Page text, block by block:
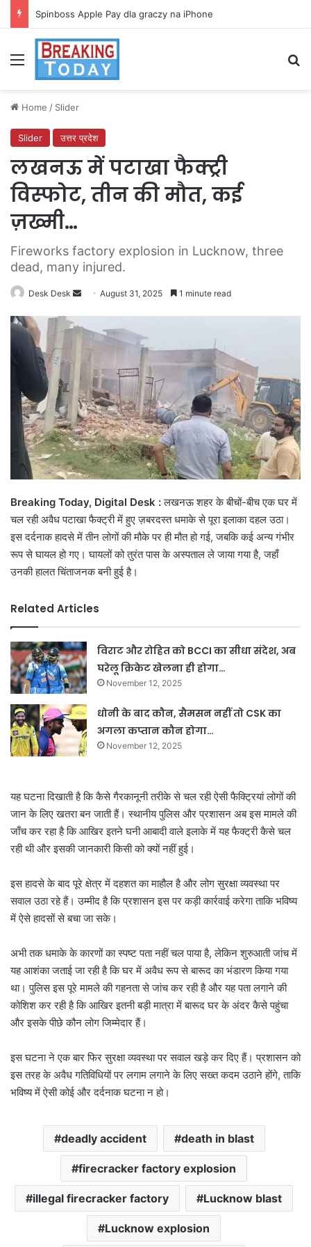
Spinboss Apple Pay dla graczy na iPhone
Menu
Home / Slider
Slider उत्तर प्रदेश
लखनऊ में पटाखा फैक्ट्री
विस्फोट, तीन की मौत, कई
ज़ख्मी…
Fireworks factory explosion in Lucknow, three
dead, many injured.
Desk Desk
Send
email
August 31, 2025 1 minute read
Breaking Today, Digital Desk :लखनऊ शहर के बीचों-बीच एक घर में
चल रही अवैध पटाखा फैक्ट्री में हुए ज़बरदस्त धमाके से पूरा इलाका दहल उठा।
इस दर्दनाक हादसे में तीन लोगों की मौके पर ही मौत हो गई, जबकि कई अन्य गंभीर
रूप से घायल हो गए। घायलों को तुरंत पास के अस्पताल ले जाया गया है, जहाँ
उनकी हालत चिंताजनक बनी हुई है।
Related Articles
विराट और रोहित को BCCI का सीधा संदेश, अब
घरेलू क्रिकेट खेलना ही होगा…
November 12, 2025
धोनी के बाद कौन, सैमसन नहीं तो CSK का
अगला कप्तान कौन होगा…
November 12, 2025
यह घटना दिखाती है कि कैसे गैरकानूनी तरीके से चल रही ऐसी फैक्ट्रियां लोगों की
जान के लिए खतरा बन जाती हैं। स्थानीय पुलिस और प्रशासन अब इस मामले की
जाँच कर रहा है कि आखिर इतने घनी आबादी वाले इलाके में यह फैक्ट्री कैसे चल
रही थी और इसकी जानकारी किसी को क्यों नहीं हुई।
इस हादसे के बाद पूरे क्षेत्र में दहशत का माहौल है और लोग सुरक्षा व्यवस्था पर
सवाल उठा रहे हैं। उम्मीद है कि प्रशासन इस पर कड़ी कार्रवाई करेगा ताकि भविष्य
में ऐसे हादसों से बचा जा सके।
अभी तक धमाके के कारणों का स्पष्ट पता नहीं चल पाया है, लेकिन शुरुआती जांच में
यह आशंका जताई जा रही है कि घर में अवैध रूप से बारूद का भंडारण किया गया
था। पुलिस इस पूरे मामले की गहनता से जांच कर रही है और यह पता लगाने की
कोशिश कर रही है कि आखिर इतनी बड़ी मात्रा में बारूद घर के अंदर कैसे पहुंचा
और इसके पीछे कौन लोग जिम्मेदार हैं।
इस घटना ने एक बार फिर सुरक्षा व्यवस्था पर सवाल खड़े कर दिए हैं। प्रशासन को
इस तरह के अवैध गतिविधियों पर लगाम लगाने के लिए सख्त कदम उठाने होंगे, ताकि
भविष्य में ऐसी कोई और दर्दनाक घटना न हो।
deadly accident death in blast
firecracker factory explosion
illegal firecracker factory Lucknow blast
Lucknow explosion